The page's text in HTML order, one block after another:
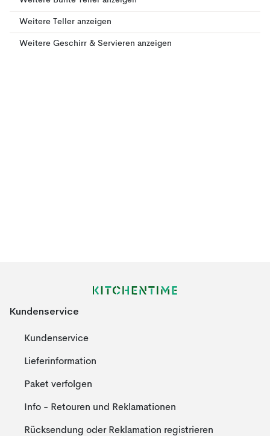
Weitere Teller anzeigen
Weitere Geschirr & Servieren anzeigen
Kundenservice
Kundenservice
Lieferinformation
Paket verfolgen
Info - Retouren und Reklamationen
Rücksendung oder Reklamation registrieren